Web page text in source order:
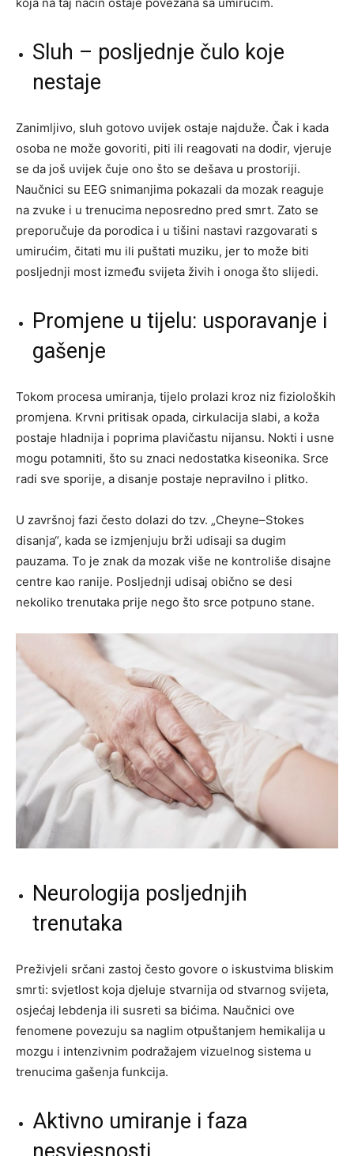
Sluh – posljednje čulo koje
nestaje
Zanimljivo, sluh gotovo uvijek ostaje najduže. Čak i kada
osoba ne može govoriti, piti ili reagovati na dodir, vjeruje
se da još uvijek čuje ono što se dešava u prostoriji.
Naučnici su EEG snimanjima pokazali da mozak reaguje
na zvuke i u trenucima neposredno pred smrt. Zato se
preporučuje da porodica i u tišini nastavi razgovarati s
umirućim, čitati mu ili puštati muziku, jer to može biti
posljednji most između svijeta živih i onoga što slijedi.
Promjene u tijelu: usporavanje i
gašenje
Tokom procesa umiranja, tijelo prolazi kroz niz fizioloških
promjena. Krvni pritisak opada, cirkulacija slabi, a koža
postaje hladnija i poprima plavičastu nijansu. Nokti i usne
mogu potamniti, što su znaci nedostatka kiseonika. Srce
radi sve sporije, a disanje postaje nepravilno i plitko.
U završnoj fazi često dolazi do tzv. „Cheyne–Stokes
disanja“, kada se izmjenjuju brži udisaji sa dugim
pauzama. To je znak da mozak više ne kontroliše disajne
centre kao ranije. Posljednji udisaj obično se desi
nekoliko trenutaka prije nego što srce potpuno stane.
Neurologija posljednjih
trenutaka
Preživjeli srčani zastoj često govore o iskustvima bliskim
smrti: svjetlost koja djeluje stvarnija od stvarnog svijeta,
osjećaj lebdenja ili susreti sa bićima. Naučnici ove
fenomene povezuju sa naglim otpuštanjem hemikalija u
mozgu i intenzivnim podražajem vizuelnog sistema u
trenucima gašenja funkcija.
Aktivno umiranje i faza